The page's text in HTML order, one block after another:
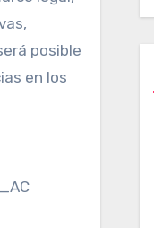
posible
en los